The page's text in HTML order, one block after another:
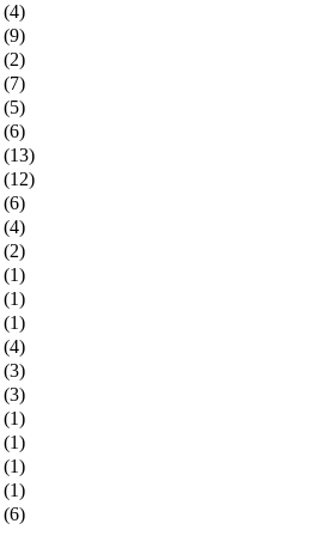
(4)
(9)
(2)
(7)
(5)
(6)
(13)
(12)
(6)
(4)
(2)
(1)
(1)
(1)
(4)
(3)
(3)
(1)
(1)
(1)
(1)
(6)